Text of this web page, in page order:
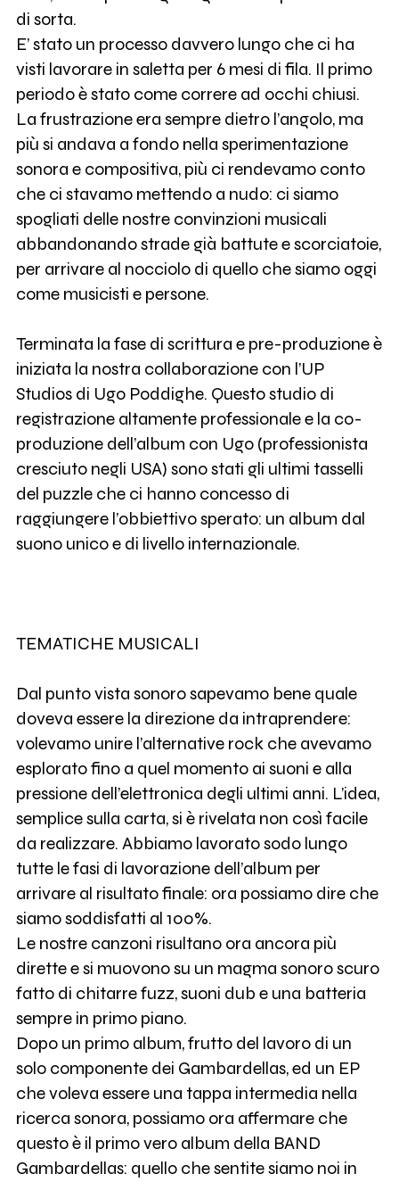
di sorta.
E’ stato un processo davvero lungo che ci ha
visti lavorare in saletta per 6 mesi di fila. Il primo
periodo è stato come correre ad occhi chiusi.
La frustrazione era sempre dietro l’angolo, ma
più si andava a fondo nella sperimentazione
sonora e compositiva, più ci rendevamo conto
che ci stavamo mettendo a nudo: ci siamo
spogliati delle nostre convinzioni musicali
abbandonando strade già battute e scorciatoie,
per arrivare al nocciolo di quello che siamo oggi
come musicisti e persone.
Terminata la fase di scrittura e pre-produzione è
iniziata la nostra collaborazione con l’UP
Studios di Ugo Poddighe. Questo studio di
registrazione altamente professionale e la co-
produzione dell’album con Ugo (professionista
cresciuto negli USA) sono stati gli ultimi tasselli
del puzzle che ci hanno concesso di
raggiungere l’obbiettivo sperato: un album dal
suono unico e di livello internazionale.
TEMATICHE MUSICALI
Dal punto vista sonoro sapevamo bene quale
doveva essere la direzione da intraprendere:
volevamo unire l’alternative rock che avevamo
esplorato fino a quel momento ai suoni e alla
pressione dell’elettronica degli ultimi anni. L’idea,
semplice sulla carta, si è rivelata non così facile
da realizzare. Abbiamo lavorato sodo lungo
tutte le fasi di lavorazione dell’album per
arrivare al risultato finale: ora possiamo dire che
siamo soddisfatti al 100%.
Le nostre canzoni risultano ora ancora più
dirette e si muovono su un magma sonoro scuro
fatto di chitarre fuzz, suoni dub e una batteria
sempre in primo piano.
Dopo un primo album, frutto del lavoro di un
solo componente dei Gambardellas, ed un EP
che voleva essere una tappa intermedia nella
ricerca sonora, possiamo ora affermare che
questo è il primo vero album della BAND
Gambardellas: quello che sentite siamo noi in